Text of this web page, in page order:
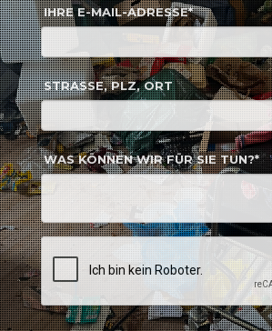
IHRE E-MAIL-ADRESSE*
STRASSE, PLZ, ORT
WAS KÖNNEN WIR FÜR SIE TUN?*